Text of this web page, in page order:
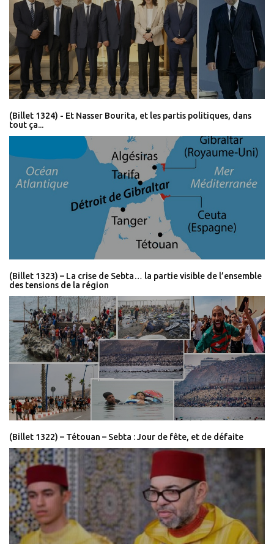
(Billet 1324) - Et Nasser Bourita, et les partis politiques, dans
tout ça...
(Billet 1323) – La crise de Sebta… la partie visible de l’ensemble
des tensions de la région
(Billet 1322) – Tétouan – Sebta : Jour de fête, et de défaite